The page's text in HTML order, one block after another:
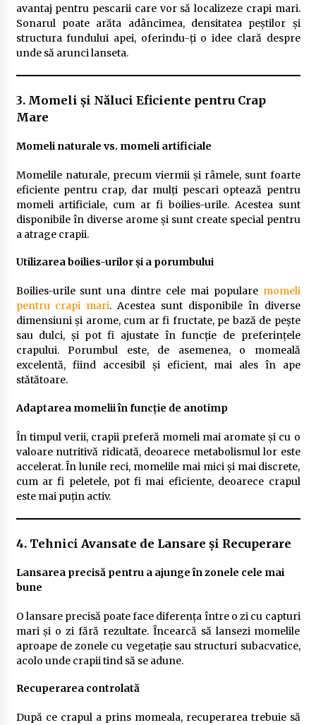
avantaj pentru pescarii care vor să localizeze crapi mari.
Sonarul poate arăta adâncimea, densitatea peștilor și
structura fundului apei, oferindu-ți o idee clară despre
unde să arunci lanseta.
3. Momeli și Năluci Eficiente pentru Crap
Mare
Momeli naturale vs. momeli artificiale
Momelile naturale, precum viermii și râmele, sunt foarte
eficiente pentru crap, dar mulți pescari optează pentru
momeli artificiale, cum ar fi boilies-urile. Acestea sunt
disponibile în diverse arome și sunt create special pentru
a atrage crapii.
Utilizarea boilies-urilor și a porumbului
Boilies-urile sunt una dintre cele mai populare momeli
pentru crapi mari. Acestea sunt disponibile în diverse
dimensiuni și arome, cum ar fi fructate, pe bază de pește
sau dulci, și pot fi ajustate în funcție de preferințele
crapului. Porumbul este, de asemenea, o momeală
excelentă, fiind accesibil și eficient, mai ales în ape
stătătoare.
Adaptarea momelii în funcție de anotimp
În timpul verii, crapii preferă momeli mai aromate și cu o
valoare nutritivă ridicată, deoarece metabolismul lor este
accelerat. În lunile reci, momelile mai mici și mai discrete,
cum ar fi peletele, pot fi mai eficiente, deoarece crapul
este mai puțin activ.
4. Tehnici Avansate de Lansare și Recuperare
Lansarea precisă pentru a ajunge în zonele cele mai
bune
O lansare precisă poate face diferența între o zi cu capturi
mari și o zi fără rezultate. Încearcă să lansezi momelile
aproape de zonele cu vegetație sau structuri subacvatice,
acolo unde crapii tind să se adune.
Recuperarea controlată
După ce crapul a prins momeala, recuperarea trebuie să